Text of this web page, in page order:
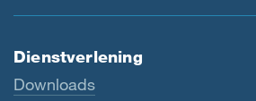
Dienstverlening
Downloads